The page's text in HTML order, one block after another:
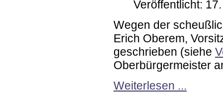
Veröffentlicht:
Wegen der
Erich Oberem,
geschrieben (siehe
Oberbürgermeister
Weiterlesen ...